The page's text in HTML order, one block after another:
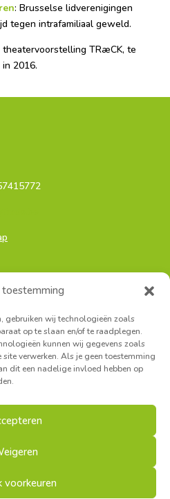
toestemming
gebruiken wij technologieën zoals
op te slaan en/of te raadplegen.
kunnen wij gegevens zoals
verwerken. Als je geen toestemming
dit een nadelige invloed hebben op
voorkeuren
: Brusselse lidverenigingen
tegen intrafamiliaal geweld.
theatervoorstelling TRæCK, te
2016.
Hoofdkantoor:
19, 1000 Brussel
139A, 2140 Borgerhout
Secretariaat West-Vlaanderen: